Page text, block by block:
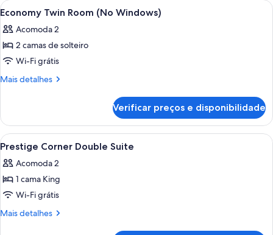
Carrega
todas
as
fotos
de
Economy
(No
Windows)
Quarto de hotel com duas camas,
4
Economy Twin Room (No Windows)
Acomoda 2
2 camas de solteiro
Wi-Fi grátis
Mais detalhes
Mais
Twin
Room
(No
Windows)
Verificar preços e disponibilidade
Carrega
todas
as
fotos
de
Prestige
Banheira e chuveiro separados,
1
Prestige Corner Double Suite
Acomoda 2
1 cama King
Wi-Fi grátis
Mais detalhes
Mais